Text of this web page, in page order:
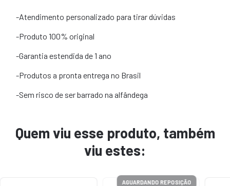
-Atendimento personalizado para tirar dúvidas
-Produto 100% original
-Garantia estendida de 1 ano
-Produtos a pronta entrega no Brasil
-Sem risco de ser barrado na alfândega
Quem viu esse produto, também
viu estes:
AGUARDANDO REPOSIÇÃO